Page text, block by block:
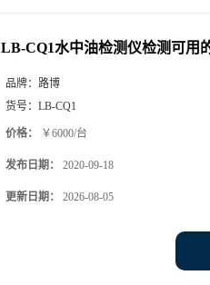
LB-CQ1水中油检测仪检测可用
品牌： 路博
货号： LB-CQ1
价格： ￥6000/台
发布日期： 2020-09-18
更新日期： 2026-08-05